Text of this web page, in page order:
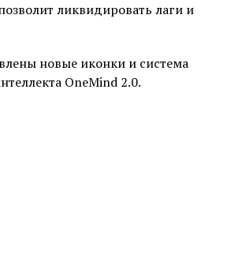
ликвидировать лаги и
новые иконки и система
OneMind 2.0.